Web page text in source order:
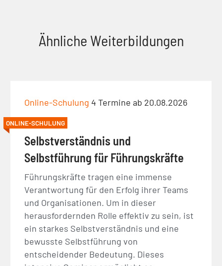
Ähnliche Weiterbildungen
Online-Schulung 4 Termine ab 20.08.2026
ONLINE-SCHULUNG
Selbstverständnis und
Selbstführung für Führungskräfte
Führungskräfte tragen eine immense
Verantwortung für den Erfolg ihrer Teams
und Organisationen. Um in dieser
herausfordernden Rolle effektiv zu sein, ist
ein starkes Selbstverständnis und eine
bewusste Selbstführung von
entscheidender Bedeutung. Dieses